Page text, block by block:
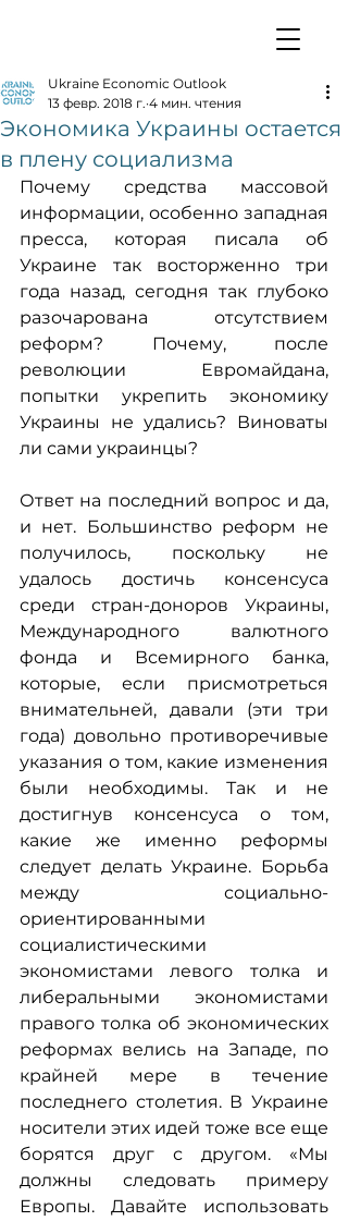
Экономика Украины остается
в плену социализма
Ukraine Economic Outlook
13 февр. 2018 г. 4 мин. чтения
Почему средства массовой
информации, особенно западная
пресса, которая писала об
Украине так восторженно три
года назад, сегодня так глубоко
разочарована отсутствием
реформ? Почему, после
революции Евромайдана,
попытки укрепить экономику
Украины не удались? Виноваты
ли сами украинцы?
Ответ на последний вопрос и да,
и нет. Большинство реформ не
получилось, поскольку не
удалось достичь консенсуса
среди стран-доноров Украины,
Международного валютного
фонда и Всемирного банка,
которые, если присмотреться
внимательней, давали (эти три
года) довольно противоречивые
указания о том, какие изменения
были необходимы. Так и не
достигнув консенсуса о том,
какие же именно реформы
следует делать Украине. Борьба
между социально-
ориентированными
социалистическими
экономистами левого толка и
либеральными экономистами
правого толка об экономических
реформах велись на Западе, по
крайней мере в течение
последнего столетия. В Украине
носители этих идей тоже все еще
борятся друг с другом. «Мы
должны следовать примеру
Европы. Давайте использовать